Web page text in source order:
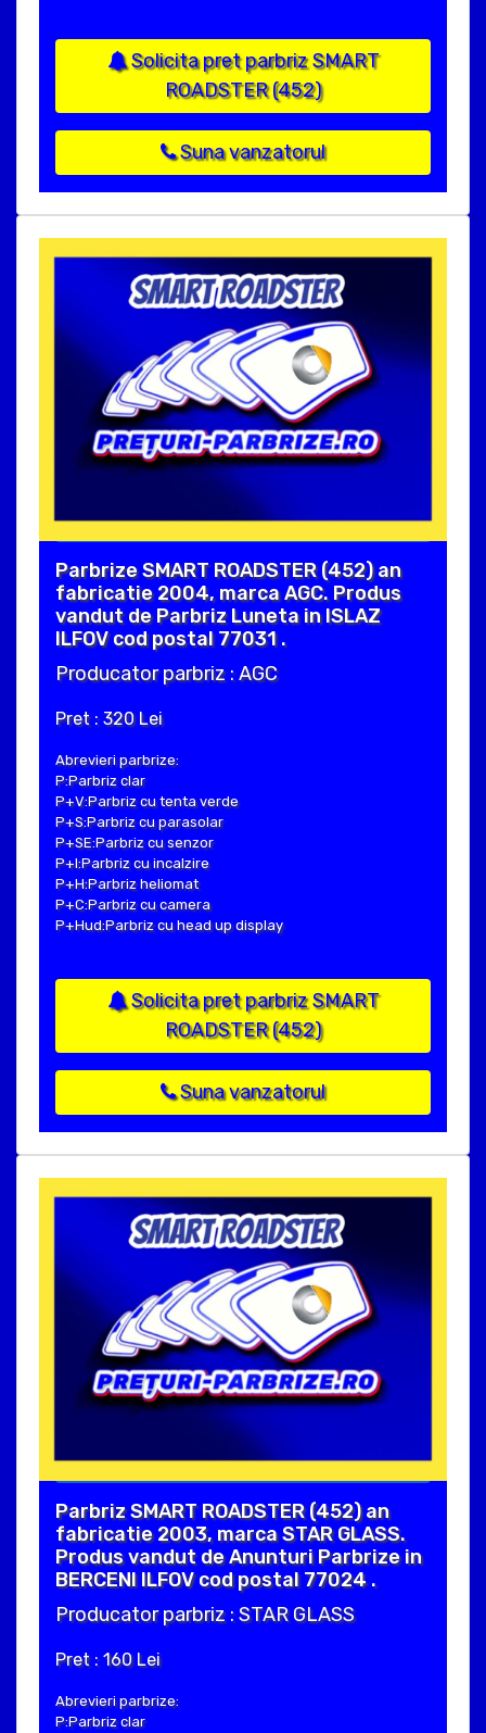
Solicita pret parbriz SMART
ROADSTER (452)
Suna vanzatorul
Parbrize SMART ROADSTER (452) an
fabricatie 2004, marca AGC. Produs
vandut de Parbriz Luneta in ISLAZ
ILFOV cod postal 77031 .
Producator parbriz : AGC
Pret : 320 Lei
Abrevieri parbrize:
P:Parbriz clar
P+V:Parbriz cu tenta verde
P+S:Parbriz cu parasolar
P+SE:Parbriz cu senzor
P+I:Parbriz cu incalzire
P+H:Parbriz heliomat
P+C:Parbriz cu camera
P+Hud:Parbriz cu head up display
Solicita pret parbriz SMART
ROADSTER (452)
Suna vanzatorul
Parbriz SMART ROADSTER (452) an
fabricatie 2003, marca STAR GLASS.
Produs vandut de Anunturi Parbrize in
BERCENI ILFOV cod postal 77024 .
Producator parbriz : STAR GLASS
Pret : 160 Lei
Abrevieri parbrize:
P:Parbriz clar